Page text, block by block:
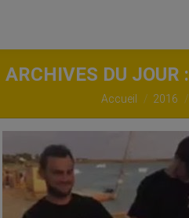
ARCHIVES DU JOUR :
Vous êtes ici :
Accueil 2016